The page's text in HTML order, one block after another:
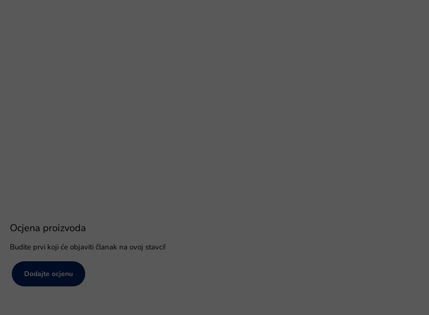
Ocjena proizvoda
Budite prvi koji će objaviti članak na ovoj stavci!
Dodajte ocjenu